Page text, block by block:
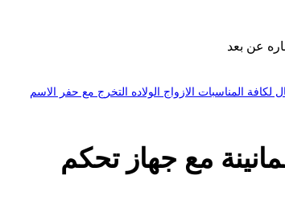
عن بعد
لكافة المناسبات الازواج الولاده التخرج مع حفر الاسم
مع جهاز تحكم